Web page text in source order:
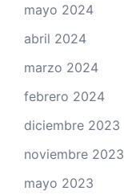
mayo 2024
abril 2024
marzo 2024
febrero 2024
diciembre 2023
noviembre 2023
mayo 2023